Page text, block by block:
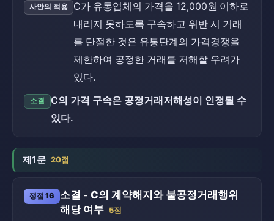
사안의 적용
C가 유통업체의 가격을 12,000원 이하로
내리지 못하도록 구속하고 위반 시 거래
를 단절한 것은 유통단계의 가격경쟁을
제한하여 공정한 거래를 저해할 우려가
있다.
소결
C의 가격 구속은 공정거래저해성이 인정될 수
있다.
제1문 20점
쟁점 16
소결 - C의 계약해지와 불공정거래행위
해당 여부 5점